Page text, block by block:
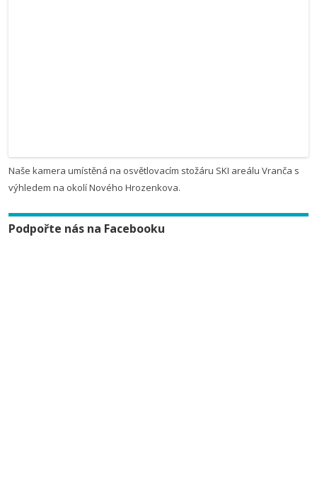
Naše kamera umístěná na osvětlovacím stožáru SKI areálu Vranča s
výhledem na okolí Nového Hrozenkova.
Podpořte nás na Facebooku